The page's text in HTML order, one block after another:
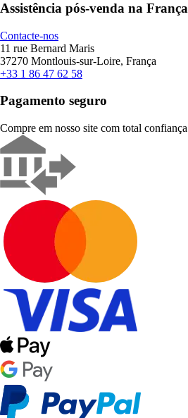
Assistência pós-venda na França
Contacte-nos
11 rue Bernard Maris
37270 Montlouis-sur-Loire, França
+33 1 86 47 62 58
Pagamento seguro
Compre em nosso site com total confiança